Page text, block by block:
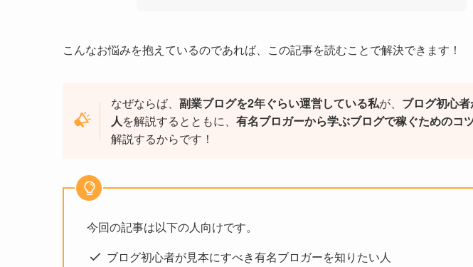
こんなお悩みを抱えているのであれば、この記事を読むことで解決できます！
なぜならば、 副業ブログを2年ぐらい運営している私が、 ブログ初心
人を解説するとともに、 有名ブロガーから学ぶブログで稼ぐためのコ
解説するからです！
今回の記事は以下の人向けです。
ブログ初心者が見本にすべき有名ブロガーを知りたい人